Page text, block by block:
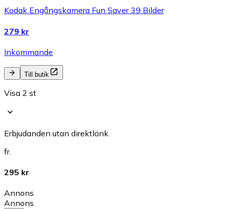
Kodak Engångskamera Fun Saver 39 Bilder
279 kr
Inkommande
Till butik
Visa 2 st
Erbjudanden utan direktlänk
fr.
295 kr
Annons
Annons